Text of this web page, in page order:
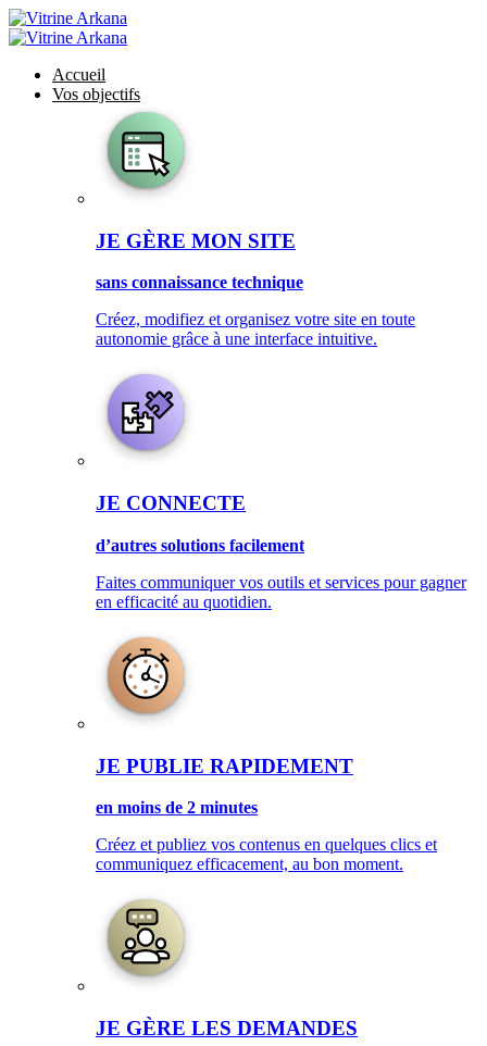
Accueil
Vos objectifs
JE GÈRE MON SITE
sans connaissance technique
Créez, modifiez et organisez votre site en toute
autonomie grâce à une interface intuitive.
JE CONNECTE
d’autres solutions facilement
Faites communiquer vos outils et services pour gagner
en efficacité au quotidien.
JE PUBLIE RAPIDEMENT
en moins de 2 minutes
Créez et publiez vos contenus en quelques clics et
communiquez efficacement, au bon moment.
JE GÈRE LES DEMANDES